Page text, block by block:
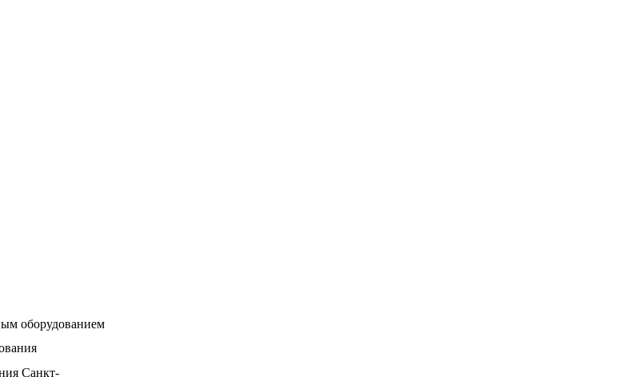
оборудованием
Санкт-